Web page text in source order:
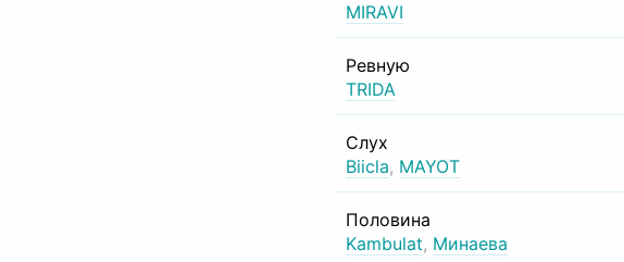
MIRAVI
Ревную
TRIDA
Слух
Biicla, MAYOT
Половина
Kambulat, Минаева